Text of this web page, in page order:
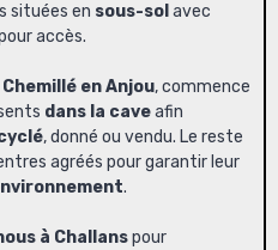
situées en sous-sol avec
accès.
en Anjou, commence
dans la caveafin
, donné ou vendu. Le reste
agréés pour garantir leur
.
à Challanspour